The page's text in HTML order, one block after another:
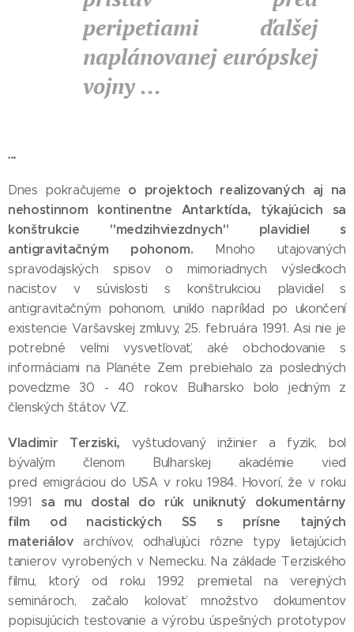
peripetiami ďalšej
naplánovanej európskej
vojny ...
...
Dnes pokračujeme o projektoch realizovaných aj na
nehostinnom kontinentne Antarktída, týkajúcich sa
konštrukcie "medzihviezdnych" plavidiel s
antigravitačným pohonom. Mnoho utajovaných
spravodajských spisov o mimoriadnych výsledkoch
nacistov v súvislosti s konštrukciou plavidiel s
antigravitačným pohonom, uniklo napríklad po ukončení
existencie Varšavskej zmluvy, 25. februára 1991. Asi nie je
potrebné veľmi vysvetľovať, aké obchodovanie s
informáciami na Planéte Zem prebiehalo za posledných
povedzme 30 - 40 rokov. Bulharsko bolo jedným z
členských štátov VZ.
Vladimir Terziski, vyštudovaný inžinier a fyzik, bol
bývalým členom Bulharskej akadémie vied
pred emigráciou do USA v roku 1984. Hovorí, že v roku
1991 sa mu dostal do rúk uniknutý dokumentárny
film od nacistických SS s prísne tajných
materiálov archívov, odhaľujúci rôzne typy lietajúcich
tanierov vyrobených v Nemecku. Na základe Terziského
filmu, ktorý od roku 1992 premietal na verejných
seminároch, začalo kolovať množstvo dokumentov
popisujúcich testovanie a výrobu úspešných prototypov